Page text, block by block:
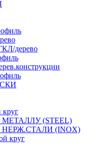
дерево
круг
(STEEL)
НЕРЖ.СТАЛИ (INOX)
круг